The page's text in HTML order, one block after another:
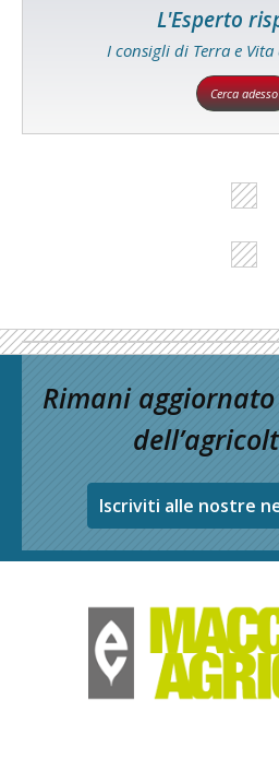
L'Esperto
I consigli di Terra e
Cerca adesso
Rimani
Iscriviti alle nostre